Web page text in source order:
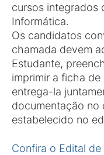
cursos integrados
Informática.
Os candidatos
chamada devem
Estudante,
imprimir a ficha
entrega-la
documentação no
estabelecido no
Confira o Edital